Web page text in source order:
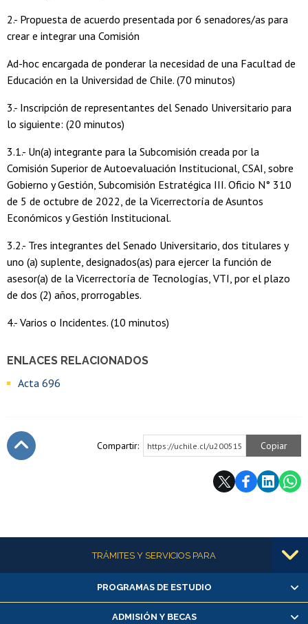
ENLACES RELACIONADOS
Acta 696
2.- Propuesta de acuerdo presentada por 6 senadores/as para
crear e integrar una Comisión
Ad-hoc encargada de ponderar la necesidad de una Facultad de
Educación en la Universidad de Chile. (70 minutos)
3.- Inscripción de representantes del Senado Universitario para
lo siguiente: (20 minutos)
3.1.- Un(a) integrante para la Subcomisión creada por la
Comisión Superior de Autoevaluación Institucional, CSAI, sobre
Gobierno y Gestión, Subcomisión Estratégica III. Oficio N° 310
de 5 de octubre de 2022, de la Vicerrectoría de Asuntos
Económicos y Gestión Institucional.
3.2.- Tres integrantes del Senado Universitario, dos titulares y
uno (a) suplente, designados(as) para ejercer la función de
asesor(a) de la Vicerrectoría de Tecnologías, VTI, por el plazo
de dos (2) años, prorrogables.
4.- Varios o Incidentes. (10 minutos)
Compartir: https://uchile.cl/u200515 Copiar
Más informaciónTRÁMITES Y SERVICIOS PARA
Alumnas/os y exalumnas/os
Matrícula en línea
PROGRAMAS DE ESTUDIO
ADMISIÓN Y BECAS